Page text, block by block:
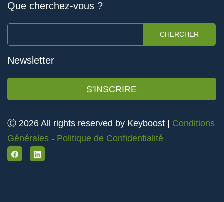
Que cherchez-vous ?
CHERCHER
Newsletter
S'INSCRIRE
Ⓒ 2026 All rights reserved by Keyboost | Conditions
Générales - Politique de Confidentialité